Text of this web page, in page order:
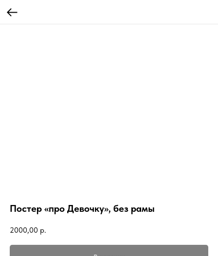
Постер «про Девочку», без рамы
2000,00 р.